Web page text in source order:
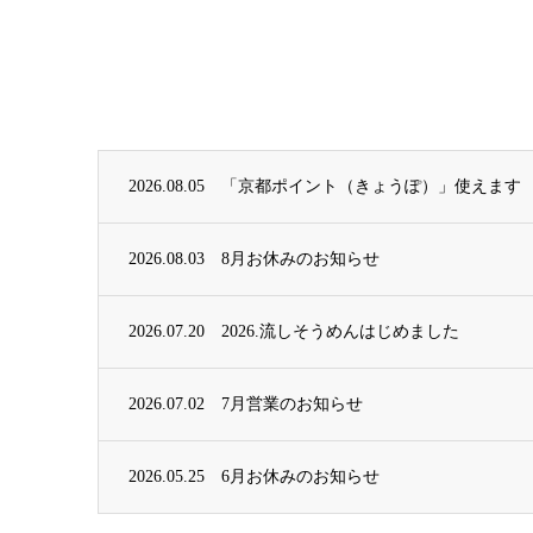
2026.08.05 「京都ポイント（きょうぽ）」使えます
2026.08.03 8月お休みのお知らせ
2026.07.20 2026.流しそうめんはじめました
2026.07.02 7月営業のお知らせ
2026.05.25 6月お休みのお知らせ